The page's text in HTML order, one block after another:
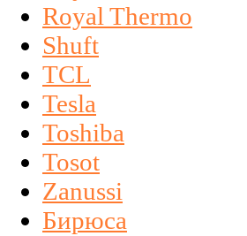
Royal Thermo
Shuft
TCL
Tesla
Toshiba
Tosot
Zanussi
Бирюса